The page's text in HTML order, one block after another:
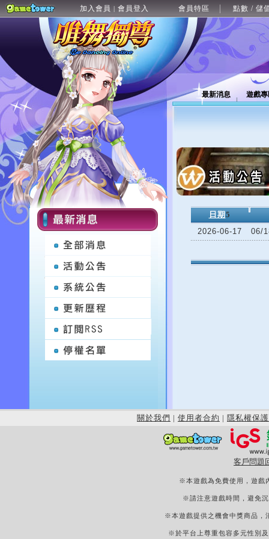
加入會員 | 會員登入 會員特區 點數 / 儲
最新消息 遊戲
日期 5
2026-06-17
06/
關於我們 | 使用者合約 | 隱私權保護
客戶問題
※本遊戲為免費使用，遊戲
※請注意遊戲時間，避免
※本遊戲提供之機會中獎商品，
※於平台上尊重包容多元性別